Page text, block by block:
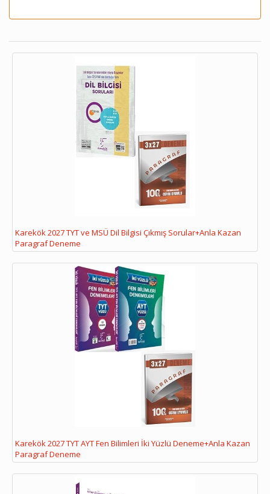
Karekök 2027 TYT ve MSÜ Dil Bilgisi Çıkmış Sorular+Anla Kazan
Paragraf Deneme
Karekök 2027 TYT AYT Fen Bilimleri İki Yüzlü Deneme+Anla Kazan
Paragraf Deneme